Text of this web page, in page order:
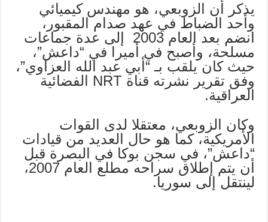
يذكر أن الزوبعي، هو مهندس كيميائي
وأحد الضباط في عهد صدام المقبور،
انضم بعد العام 2003 إلى عدة جماعات
مسلحة، وأصبح في أميرا في “داعش”،
حيث كان يلقب بـ “أبي عبد الله العزاوي”،
وفق تقرير نشرته قناة NRT الفضائية
العراقية.
وكان الزوبعي، معتقلا لدى القوات
الأمريكية، كما هو حال العديد من قيادات
“داعش”، في سجن بوكا في البصرة قبل
أن يتم إطلاق سراحه مطلع العام 2007،
لينتقل إلى سوريا.